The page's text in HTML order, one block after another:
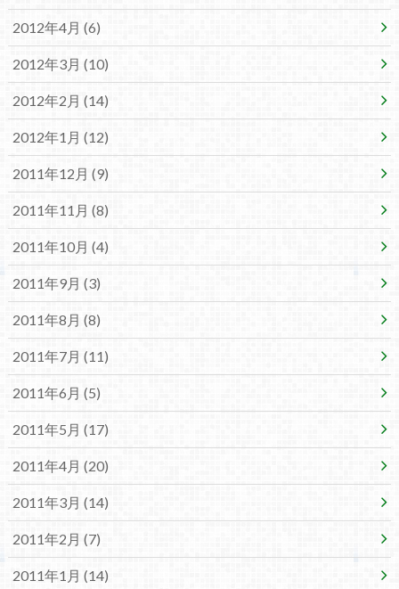
2012年4月 (6)
2012年3月 (10)
2012年2月 (14)
2012年1月 (12)
2011年12月 (9)
2011年11月 (8)
2011年10月 (4)
2011年9月 (3)
2011年8月 (8)
2011年7月 (11)
2011年6月 (5)
2011年5月 (17)
2011年4月 (20)
2011年3月 (14)
2011年2月 (7)
2011年1月 (14)